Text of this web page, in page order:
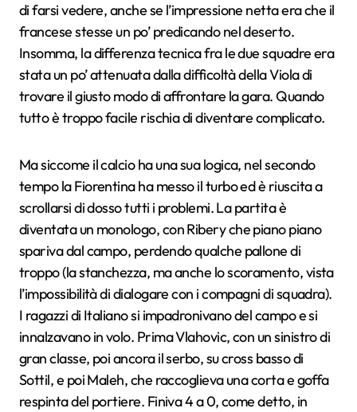
di farsi vedere, anche se l’impressione netta era che il
francese stesse un po’ predicando nel deserto.
Insomma, la differenza tecnica fra le due squadre era
stata un po’ attenuata dalla difficoltà della Viola di
trovare il giusto modo di affrontare la gara. Quando
tutto è troppo facile rischia di diventare complicato.
Ma siccome il calcio ha una sua logica, nel secondo
tempo la Fiorentina ha messo il turbo ed è riuscita a
scrollarsi di dosso tutti i problemi. La partita è
diventata un monologo, con Ribery che piano piano
spariva dal campo, perdendo qualche pallone di
troppo (la stanchezza, ma anche lo scoramento, vista
l’impossibilità di dialogare con i compagni di squadra).
I ragazzi di Italiano si impadronivano del campo e si
innalzavano in volo. Prima Vlahovic, con un sinistro di
gran classe, poi ancora il serbo, su cross basso di
Sottil, e poi Maleh, che raccoglieva una corta e goffa
respinta del portiere. Finiva 4 a 0, come detto, in